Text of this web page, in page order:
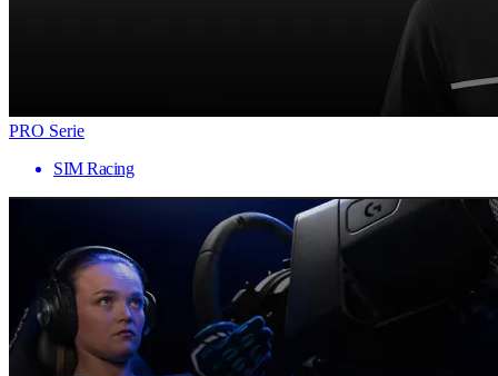
PRO Serie
SIM Racing